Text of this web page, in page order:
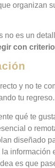
organizan
no es un
con criterio
y no te
tu regreso.
qué te
o
diseñado
información
es que